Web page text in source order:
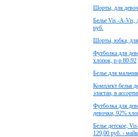
Шорты, для
Белье Vis -A-Vis,
руб.
Шорты, юбка, для
Футболка для
хлопок, р-р 80-92
Белье для
Комплект белья
эластан, в
Футболка для
девочки, 92%
Белье детское,
129,00 руб. -